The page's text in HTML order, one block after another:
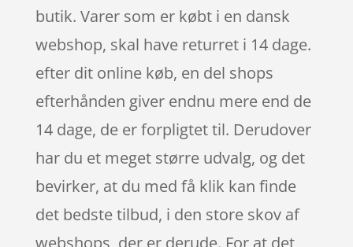
butik. Varer som er købt i en dansk
webshop, skal have returret i 14 dage.
efter dit online køb, en del shops
efterhånden giver endnu mere end de
14 dage, de er forpligtet til. Derudover
har du et meget større udvalg, og det
bevirker, at du med få klik kan finde
det bedste tilbud, i den store skov af